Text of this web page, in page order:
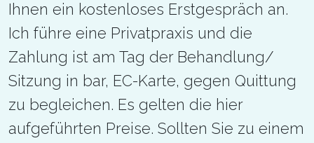
Ihnen ein kostenloses Erstgespräch an.
Ich führe eine Privatpraxis und die
Zahlung ist am Tag der Behandlung/
Sitzung in bar, EC-Karte, gegen Quittung
zu begleichen. Es gelten die hier
aufgeführten Preise. Sollten Sie zu einem